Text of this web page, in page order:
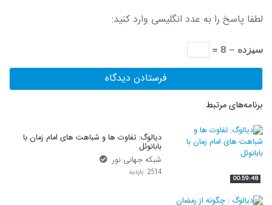
لطفا پاسخ را به عدد انگلیسی وارد کنید:
سیزده − 8 =
برنامه‌های مرتبط
00:59:48
دیالوگ: تفاوت ها و شباهت های امام زمان با
بابانوئل
شبکه جهانی نور
2514 بازدید